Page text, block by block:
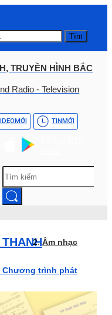
Tìm
TRUYỀN HÌNH BẮC
Radio - Television
MỚI TINMỚI
Âm nhạc
Chương trình phát